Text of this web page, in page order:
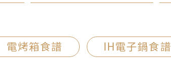
電烤箱食譜 IH電子鍋食譜